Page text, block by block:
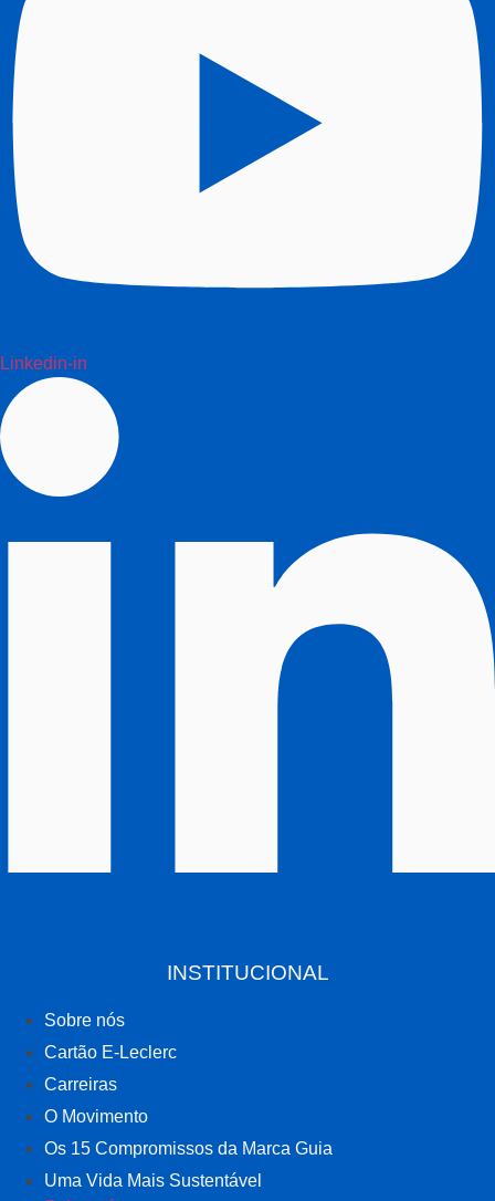
Linkedin-in
INSTITUCIONAL
Sobre nós
Cartão E-Leclerc
Carreiras
O Movimento
Os 15 Compromissos da Marca Guia
Uma Vida Mais Sustentável